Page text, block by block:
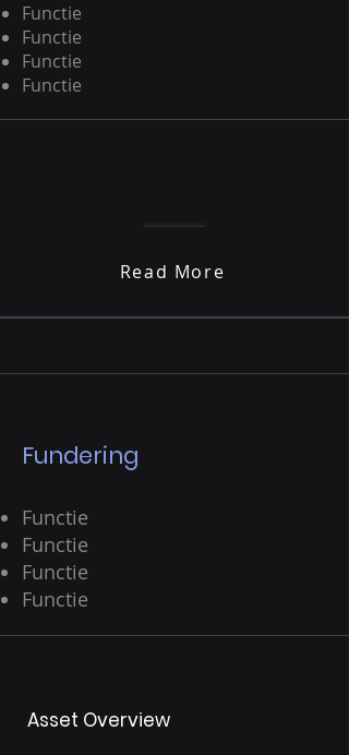
Functie
Functie
Functie
Functie
Read More
Fundering
Functie
Functie
Functie
Functie
Asset Overview